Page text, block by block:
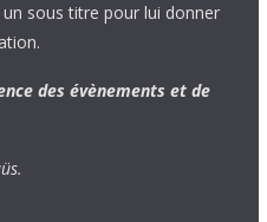
un sous titre pour lui donner
des évènements et de